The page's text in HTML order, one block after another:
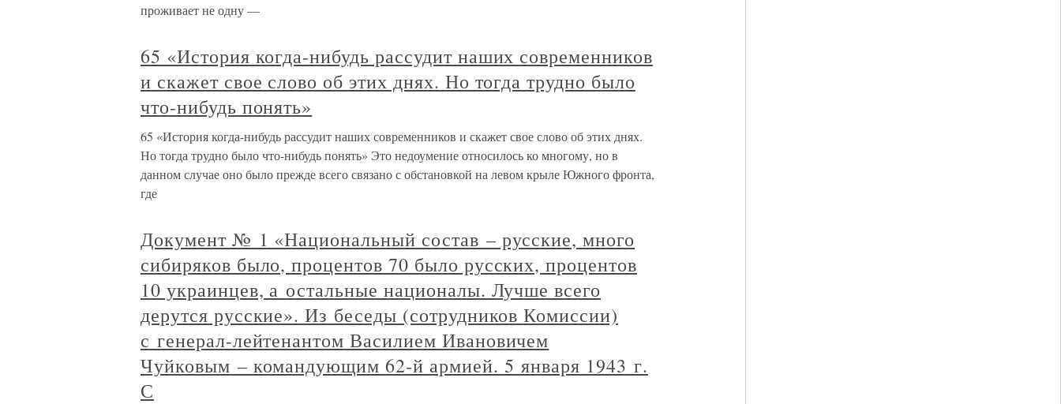
проживает не одну —
65 «История когда-нибудь рассудит наших современников
и скажет свое слово об этих днях. Но тогда трудно было
что-нибудь понять»
65 «История когда-нибудь рассудит наших современников и скажет свое слово об этих днях.
Но тогда трудно было что-нибудь понять» Это недоумение относилось ко многому, но в
данном случае оно было прежде всего связано с обстановкой на левом крыле Южного фронта,
где
Документ № 1 «Национальный состав – русские, много
сибиряков было, процентов 70 было русских, процентов
10 украинцев, а остальные националы. Лучше всего
дерутся русские». Из беседы (сотрудников Комиссии)
с генерал-лейтенантом Василием Ивановичем
Чуйковым – командующим 62‑й армией. 5 января 1943 г.
С